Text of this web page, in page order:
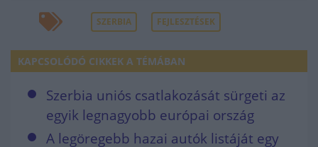
SZERBIA FEJLESZTÉSEK
KAPCSOLÓDÓ CIKKEK A TÉMÁBAN
Szerbia uniós csatlakozását sürgeti az
egyik legnagyobb európai ország
A legöregebb hazai autók listáját egy